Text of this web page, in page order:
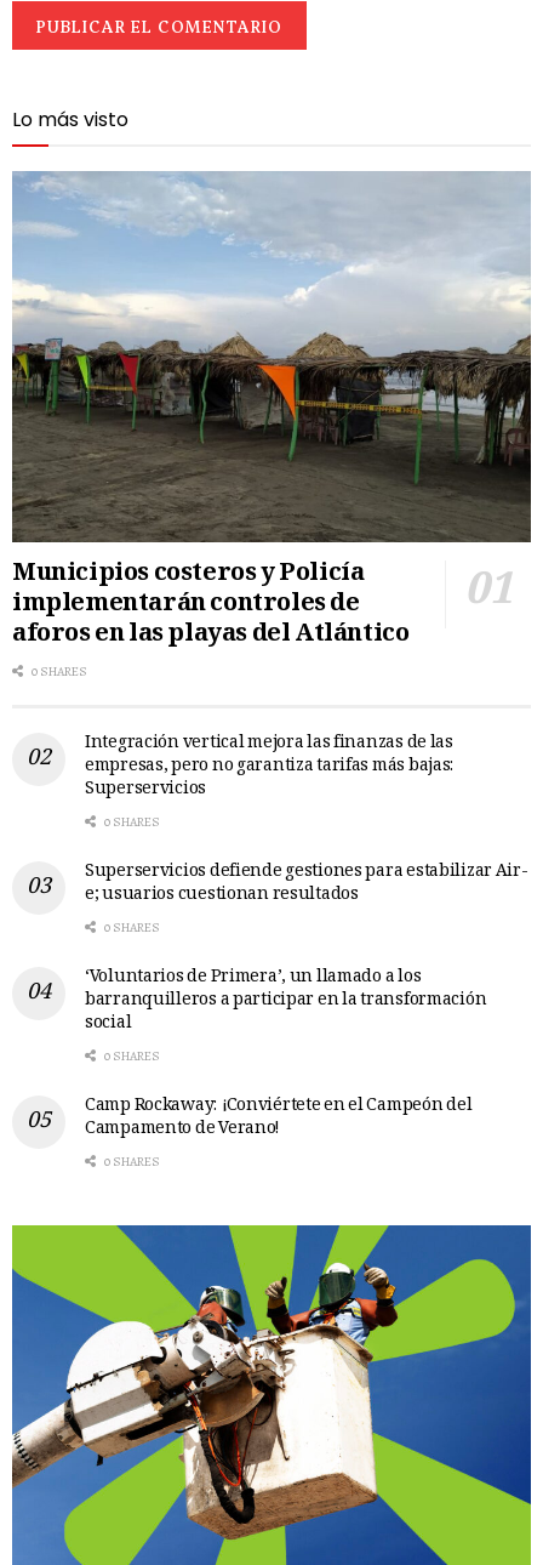
Lo más visto
Municipios costeros y Policía
implementarán controles de
aforos en las playas del Atlántico
0 SHARES
Integración vertical mejora las finanzas de las
empresas, pero no garantiza tarifas más bajas:
Superservicios
0 SHARES
Superservicios defiende gestiones para estabilizar Air-
e; usuarios cuestionan resultados
0 SHARES
‘Voluntarios de Primera’, un llamado a los
barranquilleros a participar en la transformación
social
0 SHARES
Camp Rockaway: ¡Conviértete en el Campeón del
Campamento de Verano!
0 SHARES